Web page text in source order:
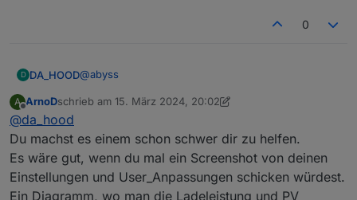
0
D DA_HOOD@abyss
Das hatte ich gestern auch versucht, hatte nichts
heruntergesetzt. Diese „verdächtigen“ hatte ich
schon und eben getestet. Ich hab den Notstrom
jetzt mal auf 1% gestellt, mal sehen was morgen
passiert.
Aus meiner Sicht ist das ein Bug. Als ich das ganze
heute manuell in Schwung gebracht habe, hat er
brav bis 70% geladen und dann gestoppt. Zur
berechneten Regelbeginnzeit hat er dann auch
langsam weiter geladen so wie es sein soll. Der
A
Offline
ArnoDschrieb am 15. März 2024, 20:02
zuletzt editiert von ArnoD
@da_hood
Du machst es einem schon schwer dir zu helfen.
Es wäre gut, wenn du mal ein Screenshot von deinen
Einstellungen und User_Anpassungen schicken würdest.
Ein Diagramm, wo man die Ladeleistung und PV